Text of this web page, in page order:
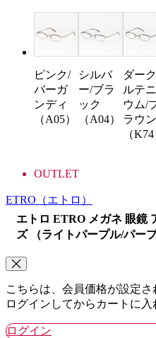
ピンク/
バーガ
ンディ
（A05）
シルバ
ー/ブラ
ック
（A04）
ダーク
ルテニ
ウム/
ラウン
（K74
OUTLET
ETRO （エトロ）
エトロ ETRO メガネ 眼鏡
ズ （ライトパープル/パープ
こちらは、会員価格が設定さ
ログインしてからカートに入
ログイン